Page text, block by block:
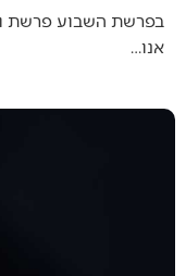
בפרשת השבוע פרשת
אנו…